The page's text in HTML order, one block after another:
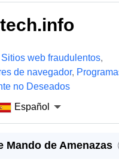
Sitios web fraudulentos,
de navegador,
no Deseados
Español
Mando de Amenazas